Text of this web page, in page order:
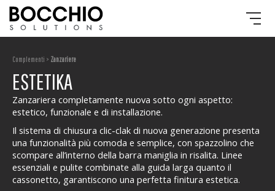
Complementi > Zanzariere
ESTETIKA
Zanzariera completamente nuova sotto ogni aspetto:
estetico, funzionale e di installazione.
Il sistema di chiusura clic-clak di nuova generazione presenta
una funzionalità più comoda e semplice, con spazzolino che
scompare all’interno della barra maniglia in risalita. Linee
essenziali e pulite combinate alla guida larga quanto il
cassonetto, garantiscono una perfetta finitura estetica.